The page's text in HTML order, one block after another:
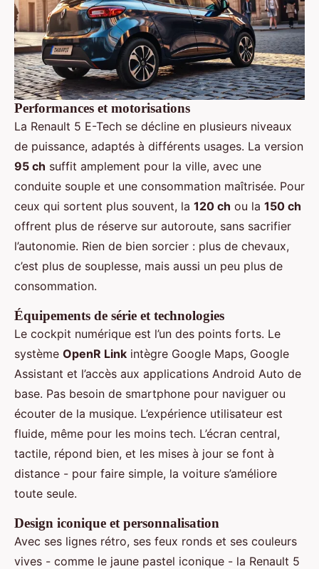
Performances et motorisations
La Renault 5 E-Tech se décline en plusieurs niveaux
de puissance, adaptés à différents usages. La version
95 ch suffit amplement pour la ville, avec une
conduite souple et une consommation maîtrisée. Pour
ceux qui sortent plus souvent, la 120 ch ou la 150 ch
offrent plus de réserve sur autoroute, sans sacrifier
l’autonomie. Rien de bien sorcier : plus de chevaux,
c’est plus de souplesse, mais aussi un peu plus de
consommation.
Équipements de série et technologies
Le cockpit numérique est l’un des points forts. Le
système OpenR Link intègre Google Maps, Google
Assistant et l’accès aux applications Android Auto de
base. Pas besoin de smartphone pour naviguer ou
écouter de la musique. L’expérience utilisateur est
fluide, même pour les moins tech. L’écran central,
tactile, répond bien, et les mises à jour se font à
distance - pour faire simple, la voiture s’améliore
toute seule.
Design iconique et personnalisation
Avec ses lignes rétro, ses feux ronds et ses couleurs
vives - comme le jaune pastel iconique - la Renault 5